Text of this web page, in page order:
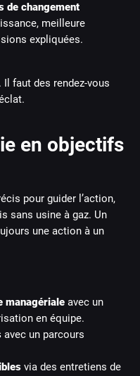
de changement
meilleure
expliquées.
faut des rendez-vous
en objectifs
pour guider l’action,
sans usine à gaz. Un
une action à un
managériale avec un
en équipe.
avec un parcours
via des entretiens de